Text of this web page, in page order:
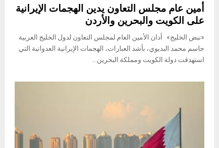
أمين عام مجلس التعاون يدين الهجمات الإيرانية
على الكويت والبحرين والأردن
«نبض الخليج» أدان الأمين العام لمجلس التعاون لدول الخليج العربية
جاسم محمد البديوي، بأشد العبارات، الهجمات الإيرانية العدوانية التي
استهدفت دولة الكويت ومملكة البحرين...